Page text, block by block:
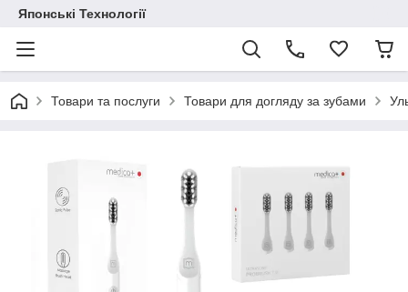
Японські Технології
Товари та послуги Товари для догляду за зубами